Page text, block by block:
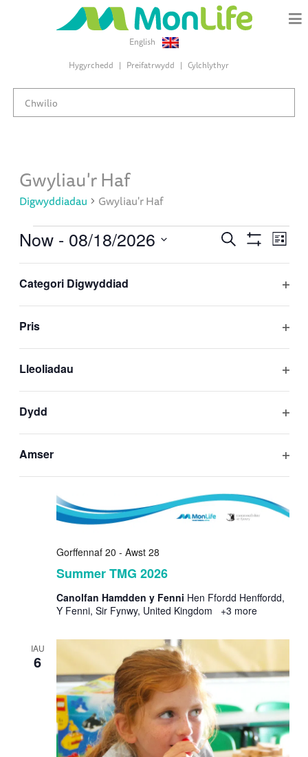
English
Hygyrchedd
Preifatrwydd Cylchlythyr
Gwyliau'r Haf
Digwyddiadau
Gwyliau'r Haf
Digwyddiadau
Digwyddiadau
Navigation
Chwiliwch
Filters
Rhestr
Now - 08/18/2026
Dewiswch
ddyddiad
any
of
the
inputs
will
list
of
events
Categori Digwyddiad
Pris
Lleoliadau
Dydd
Amser
Awst 2026
IAU
6
Summer TMG 2026
Gorffennaf 20 - Awst 28
Canolfan Hamdden y Fenni Hen Ffordd Henffordd,
Y Fenni, Sir Fynwy, United Kingdom
+3 more
IAU
6